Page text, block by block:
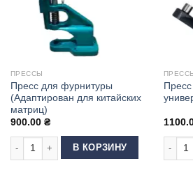
ПРЕССЫ
Пресс для фурнитуры
(Адаптирован для китайских
матриц)
900.00 ₴
Количество товара Пресс для фурнитуры
В КОРЗИНУ